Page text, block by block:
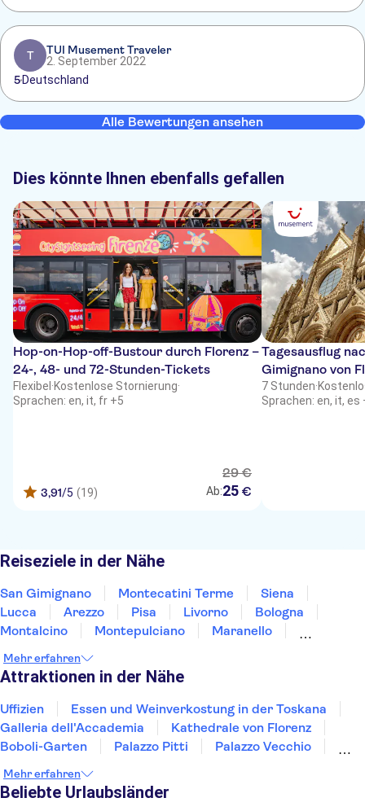
T
TUI Musement Traveler
2. September 2022
5 Deutschland
Alle Bewertungen ansehen
Dies könnte Ihnen ebenfalls gefallen
Hop-on-Hop-off-Bustour durch Florenz –
24-, 48- und 72-Stunden-Tickets
Flexibel ·Kostenlose Stornierung·
Sprachen: en, it, fr +5
3,91/5 (19)
29 €
Ab:25 €
Tagesausflug
Gimignano von
7 Stunden·
Sprachen: en, it, es
Reiseziele in der Nähe
San Gimignano Montecatini Terme
Siena
Lucca
Arezzo Pisa Livorno
Bologna
Montalcino
Montepulciano
Maranello
Mehr erfahren
Attraktionen in der Nähe
Uffizien
Essen und Weinverkostung in der Toskana
Galleria dell'Accademia
Kathedrale von Florenz
Boboli-Garten
Palazzo Pitti
Palazzo Vecchio
Nationalmuseum Bargello
Petersdom
Kolosseum Rom
Mehr erfahren
Beliebte Urlaubsländer